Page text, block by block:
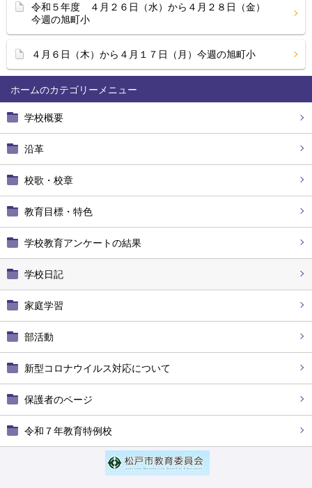
ホーム
学校概要
沿革
校歌・校章
教育目標・特色
学校教育アンケートの結果
学校日記
家庭学習
部活動
新型コロナウイルス対応について
保護者のページ
令和７年教育特例校
令和５年度 ４月２６日（水）から４月２８日（金）
今週の旭町小
４月６日（木）から４月１７日（月）今週の旭町小